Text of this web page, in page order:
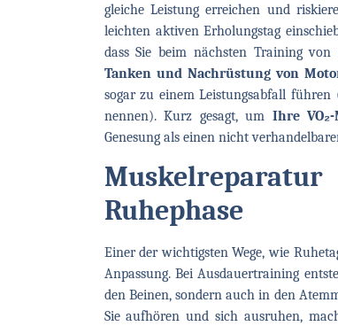
gleiche Leistung erreichen und
leichten aktiven Erholungstag
dass Sie beim nächsten Training
Tanken und Nachrüstung von
sogar zu einem Leistungsabfall
nennen). Kurz gesagt, um Ihre
Genesung als einen nicht
Ruhephase
Einer der wichtigsten Wege, wie
Anpassung. Bei Ausdauertraining
den Beinen, sondern auch in den
Sie aufhören und sich ausruhen,